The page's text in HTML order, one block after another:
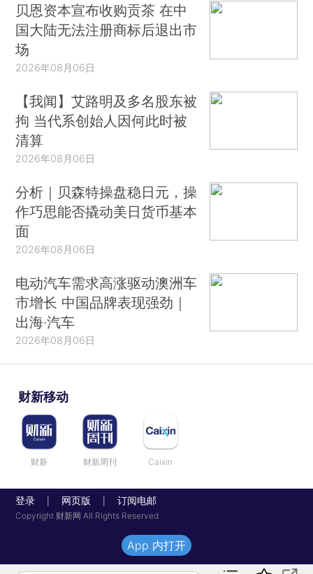
贝恩资本宣布收购贡茶 在中
国大陆无法注册商标后退出市
场
2026年08月06日
【我闻】艾路明及多名股东被
拘 当代系创始人因何此时被
清算
2026年08月06日
分析｜贝森特操盘稳日元，操
作巧思能否撬动美日货币基本
面
2026年08月06日
电动汽车需求高涨驱动澳洲车
市增长 中国品牌表现强劲｜
出海·汽车
2026年08月06日
财新移动
财新 财新周刊 Caixin
登录 网页版 订阅电邮
Copyright 财新网 All Rights Reserved
App 内打开